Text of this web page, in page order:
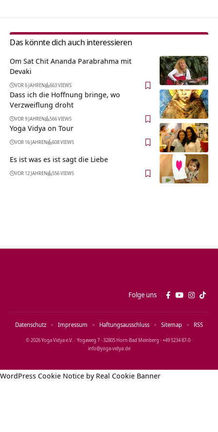
Das könnte dich auch interessieren
Om Sat Chit Ananda Parabrahma mit
Devaki
VOR 6 JAHREN 663 VIEWS
Dass ich die Hoffnung bringe, wo
Verzweiflung droht
VOR 9 JAHREN 566 VIEWS
Yoga Vidya on Tour
VOR 16 JAHREN 608 VIEWS
Es ist was es ist sagt die Liebe
VOR 12 JAHREN 556 VIEWS
Folge uns
© 2026 Yoga Vidya e.V. · Yogaweg 7 · 32805 Horn‑Bad Meinberg · +49 5234 87‑0 ·
info@yoga‑vidya.de
Datenschutz Impressum Haftungsausschluss Sitemap RSS
WordPress Cookie Notice by Real Cookie Banner